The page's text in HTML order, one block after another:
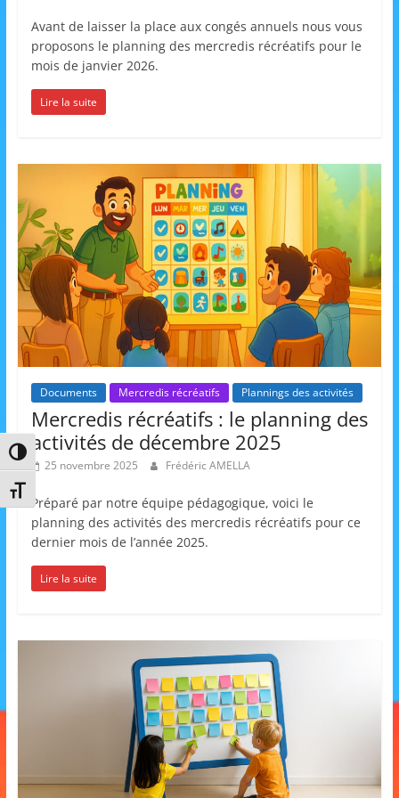
Passer en contraste élevé
Changer la taille de la police
Avant de laisser la place aux congés annuels nous vous
proposons le planning des mercredis récréatifs pour le
mois de janvier 2026.
Lire la suite
Documents Mercredis récréatifs Plannings des activités
Mercredis récréatifs : le planning des
activités de décembre 2025
25 novembre 2025 Frédéric AMELLA
Préparé par notre équipe pédagogique, voici le
planning des activités des mercredis récréatifs pour ce
dernier mois de l’année 2025.
Lire la suite